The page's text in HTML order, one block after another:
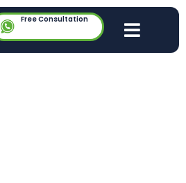
Free Consultation